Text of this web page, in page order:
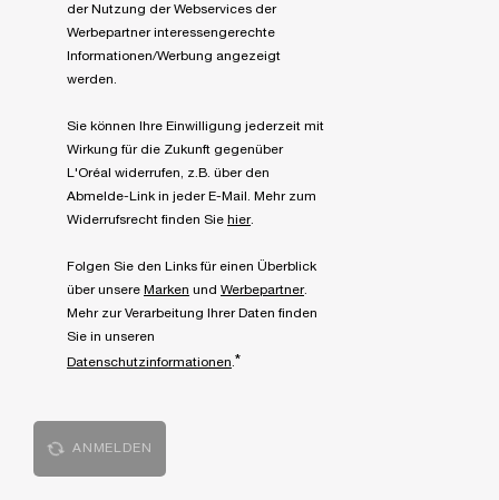
der Nutzung der Webservices der
Werbepartner interessengerechte
Informationen/Werbung angezeigt
werden.
Sie können Ihre Einwilligung jederzeit mit
Wirkung für die Zukunft gegenüber
L'Oréal widerrufen, z.B. über den
Abmelde-Link in jeder E-Mail. Mehr zum
Widerrufsrecht finden Sie hier.
Folgen Sie den Links für einen Überblick
über unsere Marken und Werbepartner.
Mehr zur Verarbeitung Ihrer Daten finden
Sie in unseren
Datenschutzinformationen *
ANMELDEN